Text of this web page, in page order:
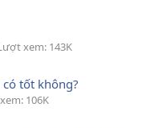
xem: 143K
tốt không?
106K